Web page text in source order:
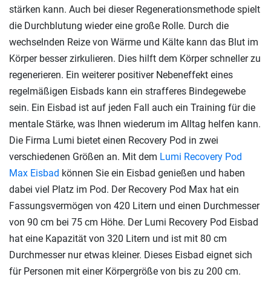
stärken kann. Auch bei dieser Regenerationsmethode spielt
die Durchblutung wieder eine große Rolle. Durch die
wechselnden Reize von Wärme und Kälte kann das Blut im
Körper besser zirkulieren. Dies hilft dem Körper schneller zu
regenerieren. Ein weiterer positiver Nebeneffekt eines
regelmäßigen Eisbads kann ein strafferes Bindegewebe
sein. Ein Eisbad ist auf jeden Fall auch ein Training für die
mentale Stärke, was Ihnen wiederum im Alltag helfen kann.
Die Firma Lumi bietet einen Recovery Pod in zwei
verschiedenen Größen an. Mit dem Lumi Recovery Pod
Max Eisbad können Sie ein Eisbad genießen und haben
dabei viel Platz im Pod. Der Recovery Pod Max hat ein
Fassungsvermögen von 420 Litern und einen Durchmesser
von 90 cm bei 75 cm Höhe. Der Lumi Recovery Pod Eisbad
hat eine Kapazität von 320 Litern und ist mit 80 cm
Durchmesser nur etwas kleiner. Dieses Eisbad eignet sich
für Personen mit einer Körpergröße von bis zu 200 cm.